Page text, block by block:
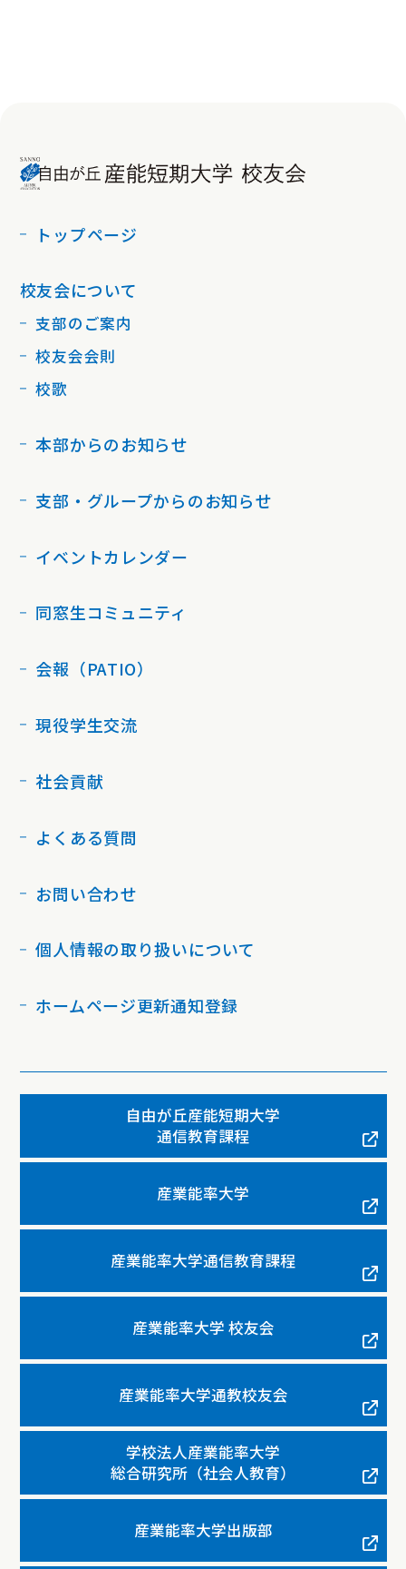
トップページ
校友会について
支部のご案内
校友会会則
校歌
本部からのお知らせ
支部・グループからのお知らせ
イベントカレンダー
同窓生コミュニティ
会報（PATIO）
現役学生交流
社会貢献
よくある質問
お問い合わせ
個人情報の取り扱いについて
ホームページ更新通知登録
自由が丘産能短期大学
通信教育課程
産業能率大学
産業能率大学通信教育課程
産業能率大学 校友会
産業能率大学通教校友会
学校法人産業能率大学
総合研究所（社会人教育）
産業能率大学出版部